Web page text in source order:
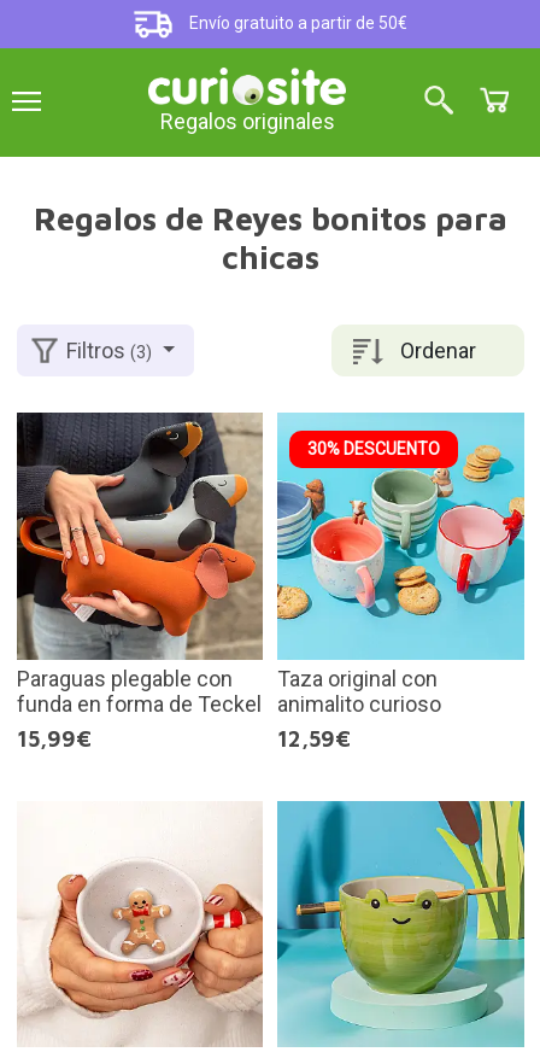
Envío gratuito a partir de 50€
Regalos originales
Regalos de Reyes bonitos para
chicas
Ordenar
Filtros(3)
Paraguas plegable con
funda en forma de Teckel
15,99€
30% DESCUENTO
Taza original con
animalito curioso
12,59€